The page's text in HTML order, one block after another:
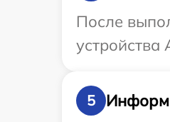
После
устройства
5